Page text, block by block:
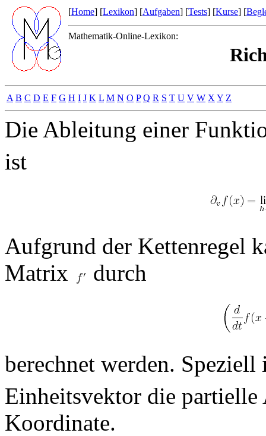
[Home] [Lexikon] [Aufgaben] [Tests] [Kurse] [
Mathematik-Online-Lexikon:
A B C D E F G H I J K L M N O P Q R S T U V W X Y Z
Die Ableitung einer
ist
Aufgrund der Kettenregel
Matrix
durch
berechnet werden.
Einheitsvektor die
Koordinate.